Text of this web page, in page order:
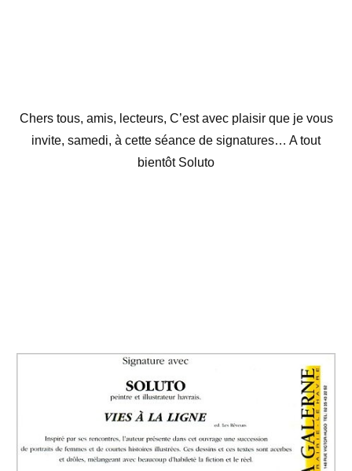
Chers tous, amis, lecteurs, C’est avec plaisir que je vous
invite, samedi, à cette séance de signatures… A tout
bientôt Soluto